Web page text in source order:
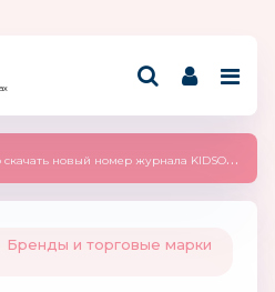
новый номер журнала KIDSOBOZ 2025 (сентябрь)
Бренды и торговые марки